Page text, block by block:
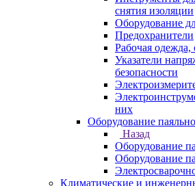
снятия изоляции
Оборудование
Предохранители
Рабочая одежда,
Указатели
безопасности
них
Оборудование
Назад
Оборудование
Оборудование
Климатические и